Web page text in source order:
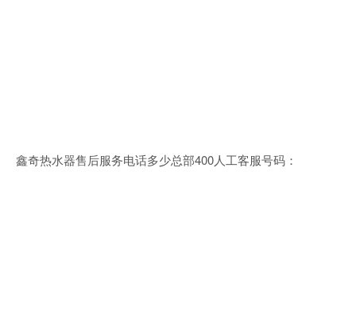
鑫奇热水器售后服务电话多少总部400人工客服号码：